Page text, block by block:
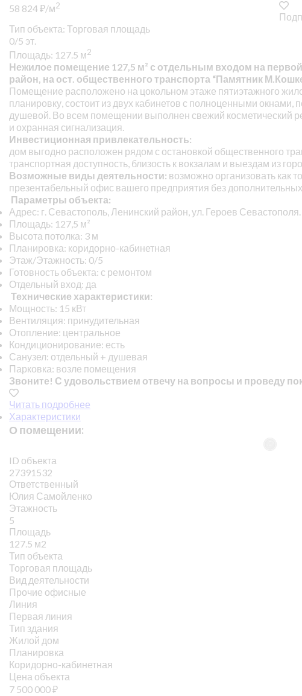
58 824₽/м2
Тип объекта: Торговая площадь
0/5 эт.
Площадь: 127.5 м2
Нежилое помещение 127,5 м² с отдельным входом на
район, на ост. общественного транспорта “Памятник
Помещение расположено на цокольном этаже пятиэтажного
планировку, состоит из двух кабинетов с полноценными окнами,
душевой. Во всем помещении выполнен свежий косметический
и охранная сигнализация.
Инвестиционная привлекательность:
дом выгодно расположен рядом с остановкой общественного
транспортная доступность, близость к вокзалам и выездам из
Возможные виды деятельности: возможно организовать как
презентабельный офис вашего предприятия без
Параметры объекта:
Адрес: г. Севастополь, Ленинский район, ул. Героев Севастополя.
Площадь: 127,5 м²
Высота потолка: 3 м
Планировка: коридорно-кабинетная
Этаж/Этажность: 0/5
Готовность объекта: с ремонтом
Отдельный вход: да
Технические характеристики:
Мощность: 15 кВт
Вентиляция: принудительная
Отопление: центральное
Кондиционирование: есть
Санузел: отдельный + душевая
Парковка: возле помещения
Звоните! С удовольствием отвечу на вопросы и проведу
Читать подробнее
Характеристики
О помещении:
ID объекта
27391532
Ответственный
Юлия Самойленко
Этажность
5
Площадь
127.5 м2
Тип объекта
Торговая площадь
Вид деятельности
Прочие офисные
Линия
Первая линия
Тип здания
Жилой дом
Планировка
Коридорно-кабинетная
Цена объекта
7 500 000₽